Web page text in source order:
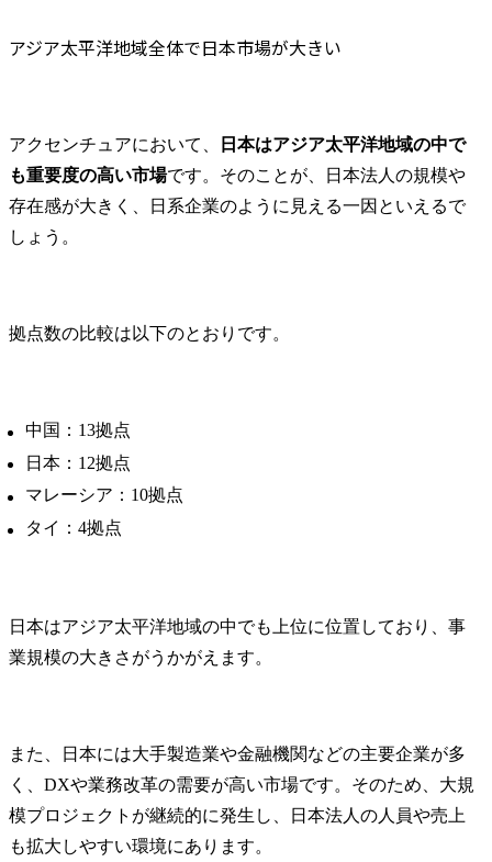
アジア太平洋地域全体で日本市場が大きい
アクセンチュアにおいて、
日本はアジア太平洋地域の中で
も重要度の高い市場です。そのことが、日本法人の規模や
存在感が大きく、日系企業のように見える一因といえるで
しょう。
拠点数の比較は以下のとおりです。
中国：13拠点
日本：12拠点
マレーシア：10拠点
タイ：4拠点
日本はアジア太平洋地域の中でも上位に位置しており、事
業規模の大きさがうかがえます。
また、日本には大手製造業や金融機関などの主要企業が多
く、DXや業務改革の需要が高い市場です。そのため、大規
模プロジェクトが継続的に発生し、日本法人の人員や売上
も拡大しやすい環境にあります。